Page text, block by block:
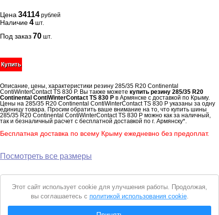
Цена 34114 рублей
Наличие4 шт.
Под заказ70 шт.
Купить
Описание, цены, характеристики резину 285/35 R20 Continental
ContiWinterContact TS 830 P. Вы также можете купить резину 285/35 R20
Continental ContiWinterContact TS 830 P в Армянске с доставкой по Крыму.
Цены на 285/35 R20 Continental ContiWinterContact TS 830 P указаны за одну
единицу товара. Просим обратить ваше внимание на то, что купить шины
285/35 R20 Continental ContiWinterContact TS 830 P можно как за наличный,
так и безналичный расчет с бесплатной доставкой по г. Армянску*.
Бесплатная доставка по всему Крыму ежедневно без предоплат.
Посмотреть все размеры
Уведомление
cookie
Этот сайт использует cookie для улучшения работы. Продолжая,
вы соглашаетесь с политикой использования cookie.